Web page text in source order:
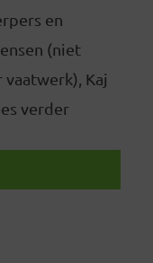
en
(niet
Kaj
verder